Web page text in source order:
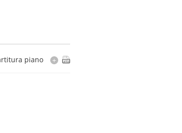
piano +